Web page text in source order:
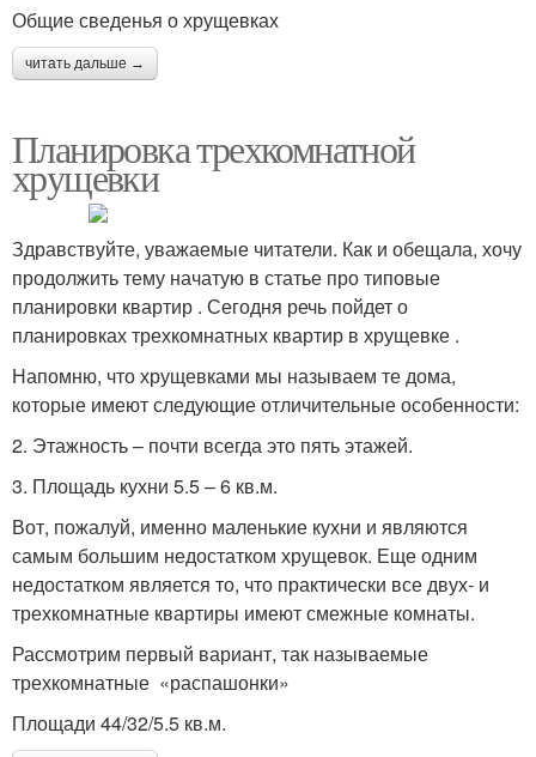
Общие сведенья о хрущевках
читать дальше →
Планировка трехкомнатной
хрущевки
Здравствуйте, уважаемые читатели. Как и обещала, хочу
продолжить тему начатую в статье про типовые
планировки квартир . Сегодня речь пойдет о
планировках трехкомнатных квартир в хрущевке .
Напомню, что хрущевками мы называем те дома,
которые имеют следующие отличительные особенности:
2. Этажность – почти всегда это пять этажей.
3. Площадь кухни 5.5 – 6 кв.м.
Вот, пожалуй, именно маленькие кухни и являются
самым большим недостатком хрущевок. Еще одним
недостатком является то, что практически все двух- и
трехкомнатные квартиры имеют смежные комнаты.
Рассмотрим первый вариант, так называемые
трехкомнатные «распашонки»
Площади 44/32/5.5 кв.м.